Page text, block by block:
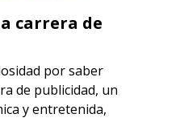
carrera de
por saber
de publicidad, un
y entretenida,